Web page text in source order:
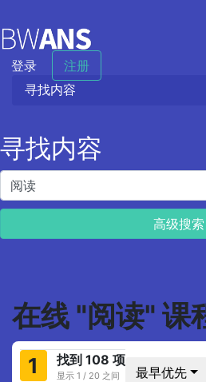
登录 注册
寻找内容
高级搜索
在线 "阅读" 课
1 找到 108 项
显示 1 / 20 之间 最早优先